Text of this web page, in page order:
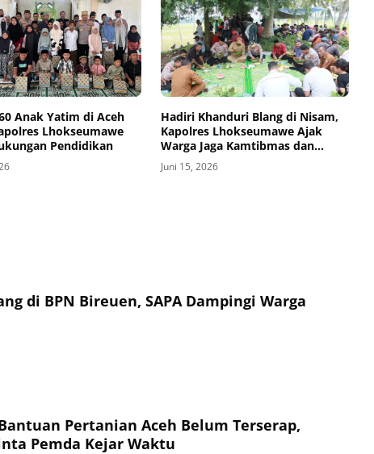
Anak Yatim di Aceh
Lhokseumawe
Pendidikan
Hadiri Khanduri Blang di Nisam,
Kapolres Lhokseumawe Ajak
Warga Jaga Kamtibmas dan
Ketahanan Pangan
Juni 15, 2026
di BPN Bireuen, SAPA Dampingi Warga
Pertanian Aceh Belum Terserap,
Pemda Kejar Waktu